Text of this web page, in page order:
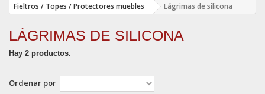
Fieltros / Topes / Protectores muebles
Lágrimas de silicona
LÁGRIMAS DE SILICONA
Hay 2 productos.
Ordenar por